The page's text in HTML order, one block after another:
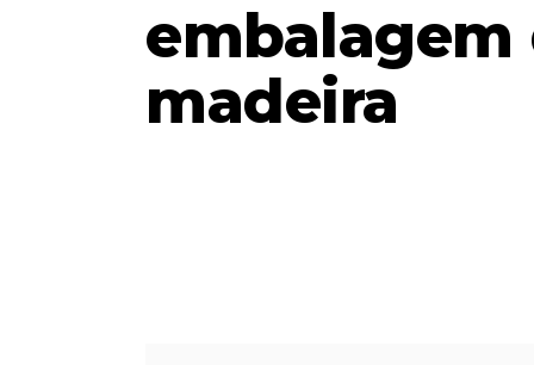
embalagem
madeira